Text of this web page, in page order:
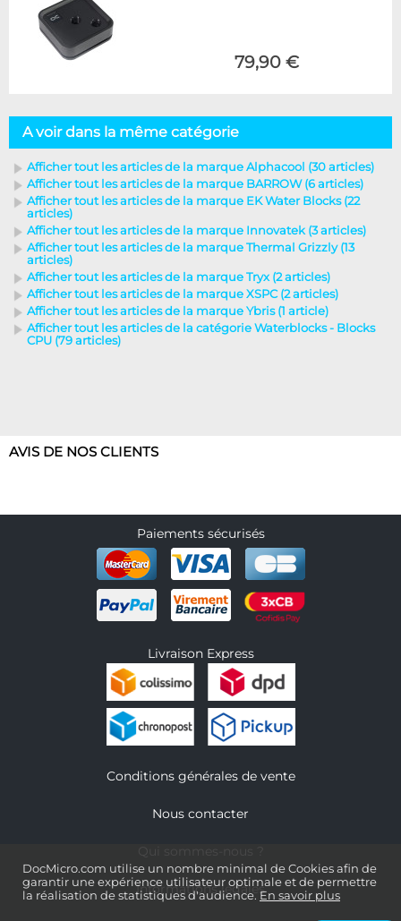
DocMicro.com utilise un nombre minimal de Cookies afin de
garantir une expérience utilisateur optimale et de permettre
la réalisation de statistiques d'audience. En savoir plus
79,90 €
A voir dans la même catégorie
Afficher tout les articles de la marque Alphacool (30 articles)
Afficher tout les articles de la marque BARROW (6 articles)
Afficher tout les articles de la marque EK Water Blocks (22
articles)
Afficher tout les articles de la marque Innovatek (3 articles)
Afficher tout les articles de la marque Thermal Grizzly (13
articles)
Afficher tout les articles de la marque Tryx (2 articles)
Afficher tout les articles de la marque XSPC (2 articles)
Afficher tout les articles de la marque Ybris (1 article)
Afficher tout les articles de la catégorie Waterblocks - Blocks
CPU (79 articles)
AVIS DE NOS CLIENTS
Paiements sécurisés
Livraison Express
Conditions générales de vente
Nous contacter
Informations légales